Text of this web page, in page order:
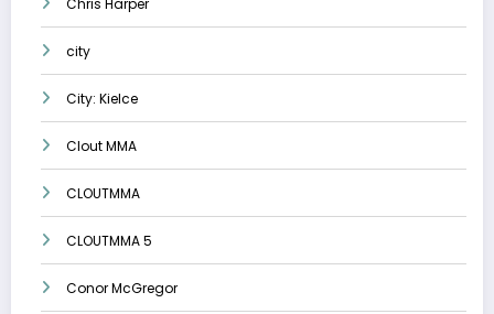
Chris Harper
city
City: Kielce
Clout MMA
CLOUTMMA
CLOUTMMA 5
Conor McGregor